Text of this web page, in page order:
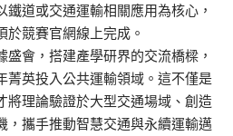
道或交通運輸相關應用為核心，
競賽官網線上完成。
會，搭建產學研界的交流橋樑，
菁英投入公共運輸領域。這不僅是
將理論驗證於大型交通場域、創造
，攜手推動智慧交通與永續運輸邁